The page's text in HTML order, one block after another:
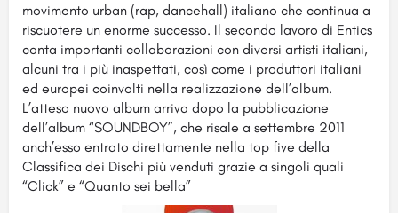
movimento urban (rap, dancehall) italiano che continua a
riscuotere un enorme successo. Il secondo lavoro di Entics
conta importanti collaborazioni con diversi artisti italiani,
alcuni tra i più inaspettati, così come i produttori italiani
ed europei coinvolti nella realizzazione dell’album.
L’atteso nuovo album arriva dopo la pubblicazione
dell’album “SOUNDBOY”, che risale a settembre 2011
anch’esso entrato direttamente nella top five della
Classifica dei Dischi più venduti grazie a singoli quali
“Click” e “Quanto sei bella”